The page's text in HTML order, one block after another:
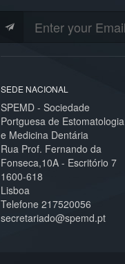
SEDE NACIONAL
SPEMD - Sociedade
Portguesa de Estomatologia
e Medicina Dentária
Rua Prof. Fernando da
Fonseca,10A - Escritório 7
1600-618
Lisboa
Telefone 217520056
secretariado@spemd.pt